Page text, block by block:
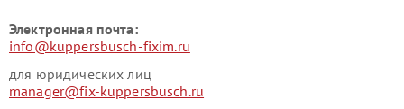
Электронная почта:
info@kuppersbusch-fixim.ru
для юридических лиц
manager@fix-kuppersbusch.ru